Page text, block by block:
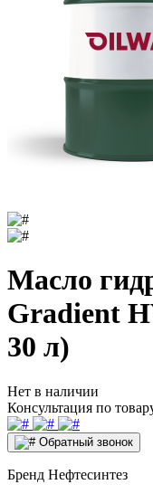
Масло
Gradient
30 л)
Нет в наличии
Консультация по
Обратный звонок
Бренд Нефтесинтез